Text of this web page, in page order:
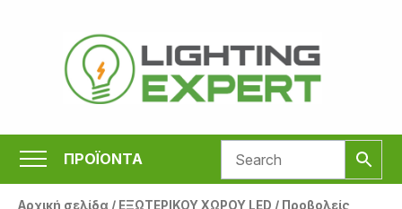
περιεχόμενο
ΠΡΟΪΟΝΤΑ
Αρχική σελίδα/ ΕΞΩΤΕΡΙΚΟΥ ΧΩΡΟΥ LED / Προβολείς